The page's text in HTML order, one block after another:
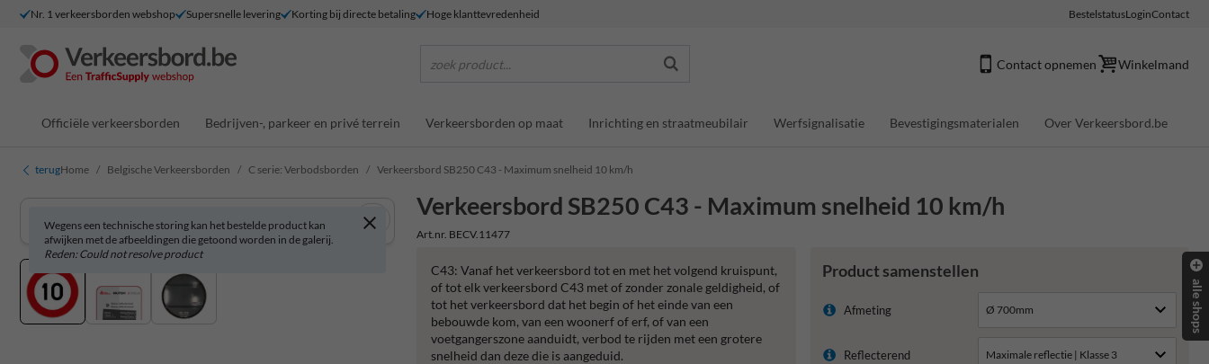
Nr. 1 verkeersborden webshop Supersnelle levering Korting bij directe betaling Hoge klanttevredenheid BestelstatusLoginContact
zoek product... Contact opnemen Winkelmand
Officiële verkeersborden Bedrijven-, parkeer en privé terrein Verkeersborden op maat Inrichting en straatmeubilair Werfsignalisatie Bevestigingsmaterialen Over Verkeersbord.be
terugHome Belgische Verkeersborden C serie: Verbodsborden Verkeersbord SB250 C43 - Maximum snelheid 10 km/h
Verkeersbord SB250 C43 - Maximum snelheid 10 km/h
Art.nr. BECV.11477
Wegens een technische storing kan het bestelde product kan
afwijken met de afbeeldingen die getoond worden in de galerij.
Reden: Could not resolve product
Product samenstellen
Afmeting
Reflecterend
C43: Vanaf het verkeersbord tot en met het volgend kruispunt,
of tot elk verkeersbord C43 met of zonder zonale geldigheid, of
tot het verkeersbord dat het begin of het einde van een
bebouwde kom, van een woonerf of erf, of van een
voetgangerszone aanduidt, verbod te rijden met een grotere
snelheid dan deze die is aangeduid.
alle shops